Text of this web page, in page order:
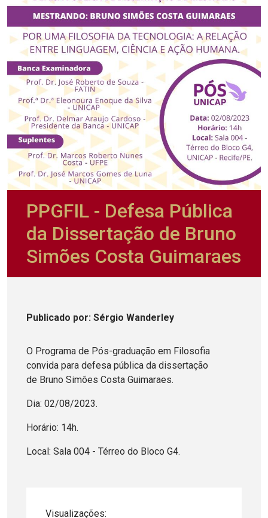
PPGFIL - Defesa Pública
da Dissertação de Bruno
Simões Costa Guimaraes
Publicado por: Sérgio Wanderley
O Programa de Pós-graduação em Filosofia
convida para defesa pública da dissertação
de Bruno Simões Costa Guimaraes.
Dia: 02/08/2023.
Horário: 14h.
Local: Sala 004 - Térreo do Bloco G4.
Visualizações: